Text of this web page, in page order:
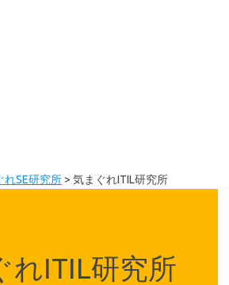
れSE研究所> 気まぐれITIL研究所
れITIL研究所